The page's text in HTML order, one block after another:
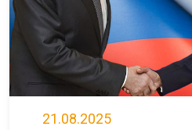
21.08.2025